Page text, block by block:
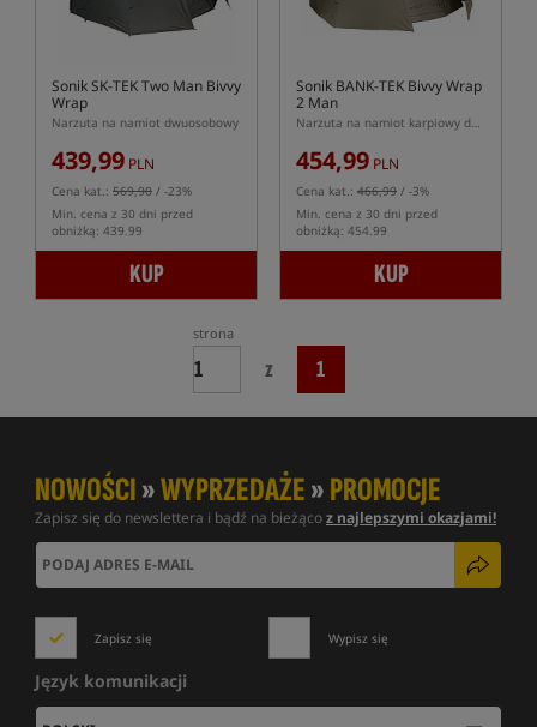
Sonik SK-TEK Two Man Bivvy
Wrap
Narzuta na namiot dwuosobowy
439,99 PLN
Cena kat.: 569,90 / -23%
Min. cena z 30 dni przed
obniżką: 439.99
KUP
Sonik BANK-TEK Bivvy Wrap
2 Man
Narzuta na namiot karpiowy dwuosobowy
454,99 PLN
Cena kat.: 466,99 / -3%
Min. cena z 30 dni przed
obniżką: 454.99
KUP
strona
z 1
NOWOŚCI»WYPRZEDAŻE»PROMOCJE
Zapisz się do newslettera i bądź na bieżącoz najlepszymi okazjami!
Zapisz się Wypisz się
Język komunikacji